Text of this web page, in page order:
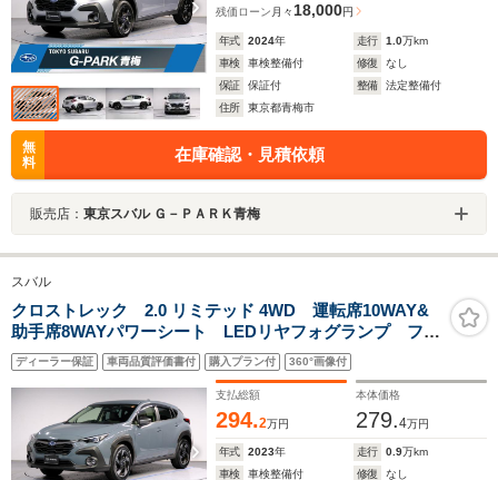
残価ローン 月々 18,000円
年式 2024年 走行 1.0万km
車検
車検整備付 修復
なし
保証
保証付 整備
法定整備付
住所
東京都青梅市
無
料
在庫確認・見積依頼
販売店： 東京スバル Ｇ－ＰＡＲＫ青梅
スバル
クロストレック 2.0 リミテッド 4WD 運転席10WAY&
助手席8WAYパワーシート LEDリヤフォグランプ フル
LED&コーナリングランプ/ステアリング連動ヘッドラン
プ/アダプティブドライビングビーム LEDリヤフォグラ
ンプ
ディーラー保証 車両品質評価書付 購入プラン付 360°画像付
支払総額
294.2万円
本体価格
279.4万円
年式 2023年 走行 0.9万km
車検
車検整備付 修復
なし